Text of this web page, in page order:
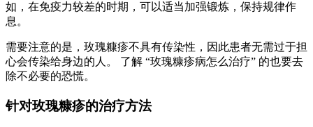
如，在免疫力较差的时期，可以适当加强锻炼，保持规律作
息。
需要注意的是，玫瑰糠疹不具有传染性，因此患者无需过于担
心会传染给身边的人。 了解 “玫瑰糠疹病怎么治疗” 的也要去
除不必要的恐慌。
针对玫瑰糠疹的治疗方法